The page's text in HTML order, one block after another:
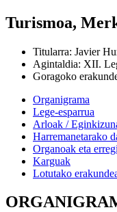
Turismoa,
Titularra: Javier
Agintaldia: XII.
Goragoko
Organigrama
Lege-esparrua
Arloak /
Harremanetarako
Organoak eta
Karguak
Lotutako